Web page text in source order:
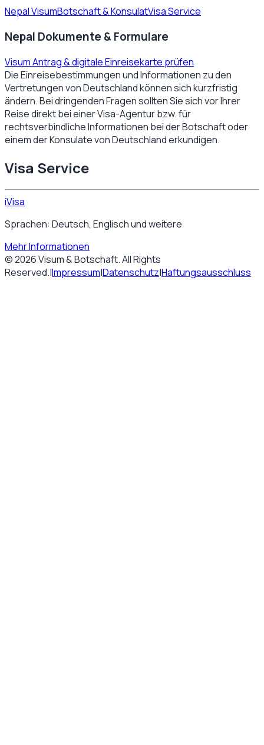
Nepal VisumBotschaft & KonsulatVisa Service
Nepal Dokumente & Formulare
Visum Antrag & digitale Einreisekarte prüfen
Die Einreisebestimmungen und Informationen zu den
Vertretungen vonDeutschlandkönnen sich kurzfristig
ändern. Bei dringenden Fragen sollten Sie sich vor Ihrer
Reise direkt bei einer Visa-Agentur bzw. für
rechtsverbindliche Informationen bei der Botschaft oder
einem der Konsulate vonDeutschlanderkundigen.
Visa Service
iVisa
Sprachen: Deutsch, Englisch und weitere
Mehr Informationen
©2026Visum & Botschaft. All Rights
Reserved.|Impressum|Datenschutz|Haftungsausschluss